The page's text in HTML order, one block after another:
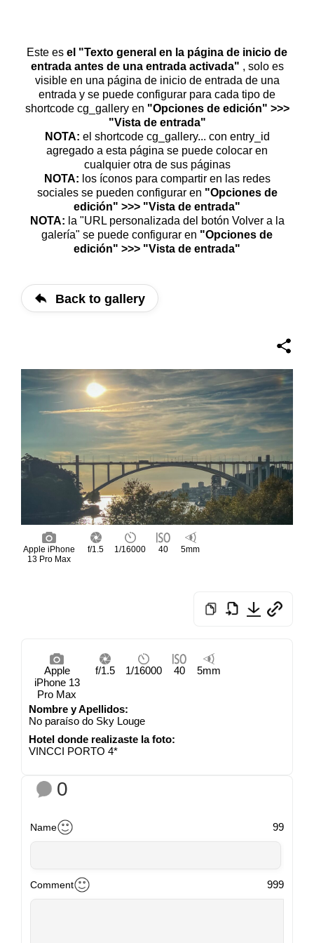
Este es el "Texto general en la página de inicio de
entrada antes de una entrada activada" , solo es
visible en una página de inicio de entrada de una
entrada y se puede configurar para cada tipo de
shortcode cg_gallery en "Opciones de edición" >>>
"Vista de entrada"
NOTA: el shortcode cg_gallery... con entry_id
agregado a esta página se puede colocar en
cualquier otra de sus páginas
NOTA: los íconos para compartir en las redes
sociales se pueden configurar en "Opciones de
edición" >>> "Vista de entrada"
NOTA: la "URL personalizada del botón Volver a la
galería" se puede configurar en "Opciones de
edición" >>> "Vista de entrada"
Back to gallery
Apple iPhone
13 Pro Max
f/1.5 1/16000 40 5mm
Apple
iPhone 13
Pro Max
f/1.5 1/16000 40 5mm
Nombre y Apellidos:
No paraíso do Sky Louge
Hotel donde realizaste la foto:
VINCCI PORTO 4*
0
Name 99
Comment 999